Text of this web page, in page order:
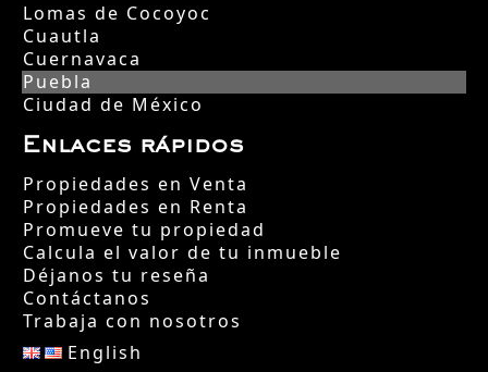
Lomas de Cocoyoc
Cuautla
Cuernavaca
Puebla
Ciudad de México
Enlaces rápidos
Propiedades en Venta
Propiedades en Renta
Promueve tu propiedad
Calcula el valor de tu inmueble
Déjanos tu reseña
Contáctanos
Trabaja con nosotros
English